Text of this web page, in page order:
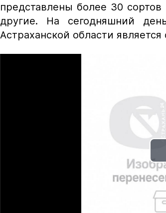
представлены более 30
другие. На сегодняшний
Астраханской области является